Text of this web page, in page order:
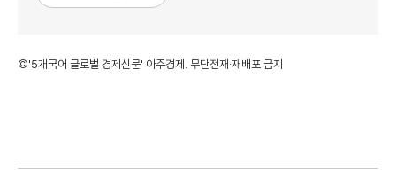
©'5개국어 글로벌 경제신문' 아주경제. 무단전재·재배포 금지